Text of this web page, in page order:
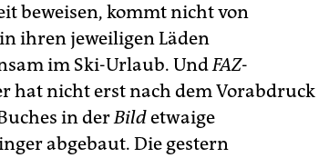
beweisen, kommt nicht von
ihren jeweiligen Läden
im Ski-Urlaub. UndFAZ-
hat nicht erst nach dem Vorabdruck
in derBildetwaige
abgebaut. Die gestern